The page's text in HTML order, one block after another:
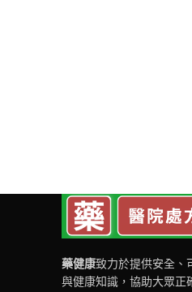
藥健康致力於提供安全、
與健康知識，協助大眾正